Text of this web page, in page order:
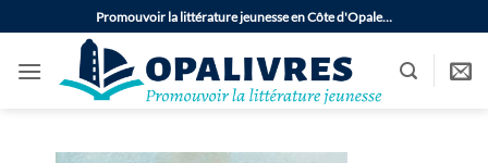
au
contenu
Promouvoir la littérature jeunesse en Côte d'Opale…